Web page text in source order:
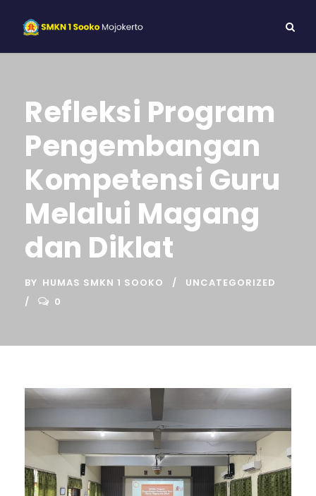
Refleksi Program
Pengembangan
Kompetensi Guru
Melalui Magang
dan Diklat
BY HUMAS SMKN 1 SOOKO
UNCATEGORIZED
0